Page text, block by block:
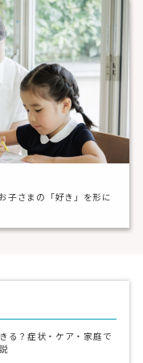
子さまの「好き」を形に
る？症状・ケア・家庭で